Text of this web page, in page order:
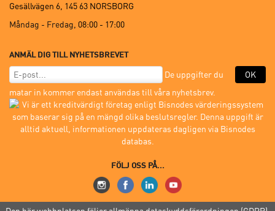
Gesällvägen 6, 145 63 NORSBORG
Måndag - Fredag, 08:00 - 17:00
ANMÄL DIG TILL NYHETSBREVET
OK
De uppgifter du
matar in kommer endast användas till våra nyhetsbrev.
FÖLJ OSS PÅ...